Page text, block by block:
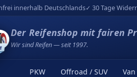
innerhalb Deutschlands✓ 30 Tage
Der Reifenshop mit fairen
Wir sind Reifen — seit 1997.
PKW Offroad / SUV